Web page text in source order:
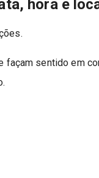
hora e
façam sentido em